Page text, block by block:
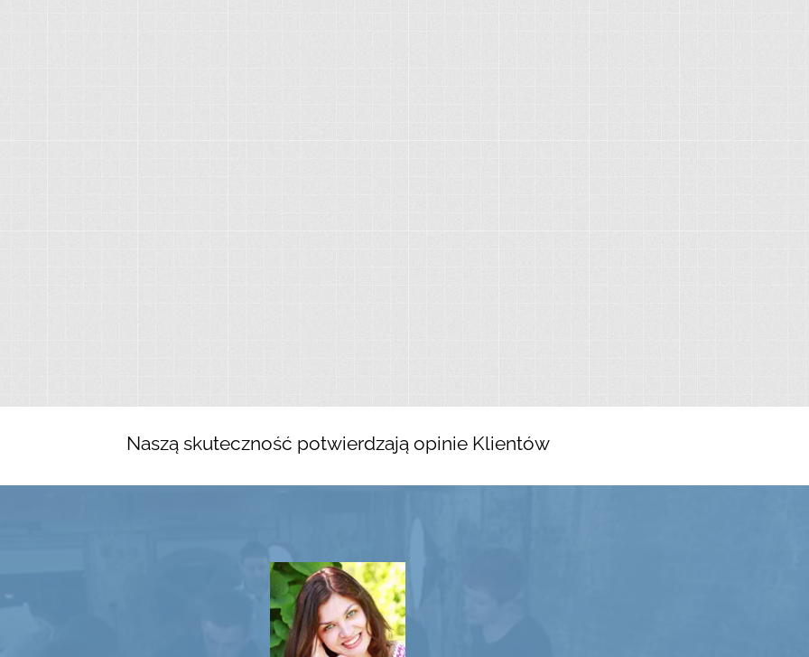
Naszą skuteczność potwierdzają opinie Klientów